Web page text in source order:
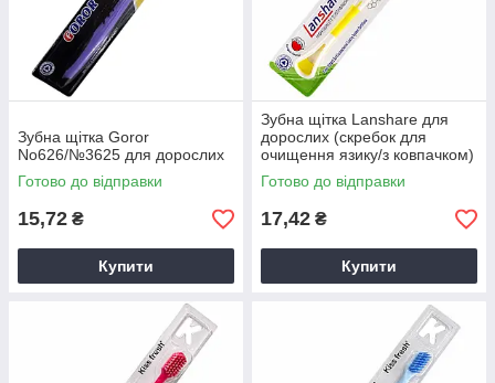
Зубна щітка Goror
No626/№3625 для дорослих
Готово до відправки
15,72 ₴
Купити
Зубна щітка Lanshare для
дорослих (скребок для
очищення язику/з ковпачком)
Готово до відправки
17,42 ₴
Купити